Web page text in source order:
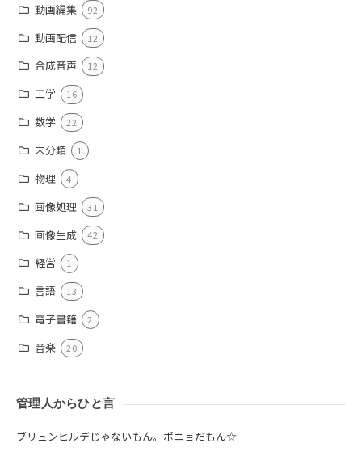
動画編集 92
動画配信 12
合成音声 12
工学 16
数学 22
未分類 1
物理 4
画像処理 31
画像生成 42
経営 1
言語 13
電子書籍 2
音楽 20
管理人からひと言
ブリュンヒルデじゃないもん。ポニョだもん☆